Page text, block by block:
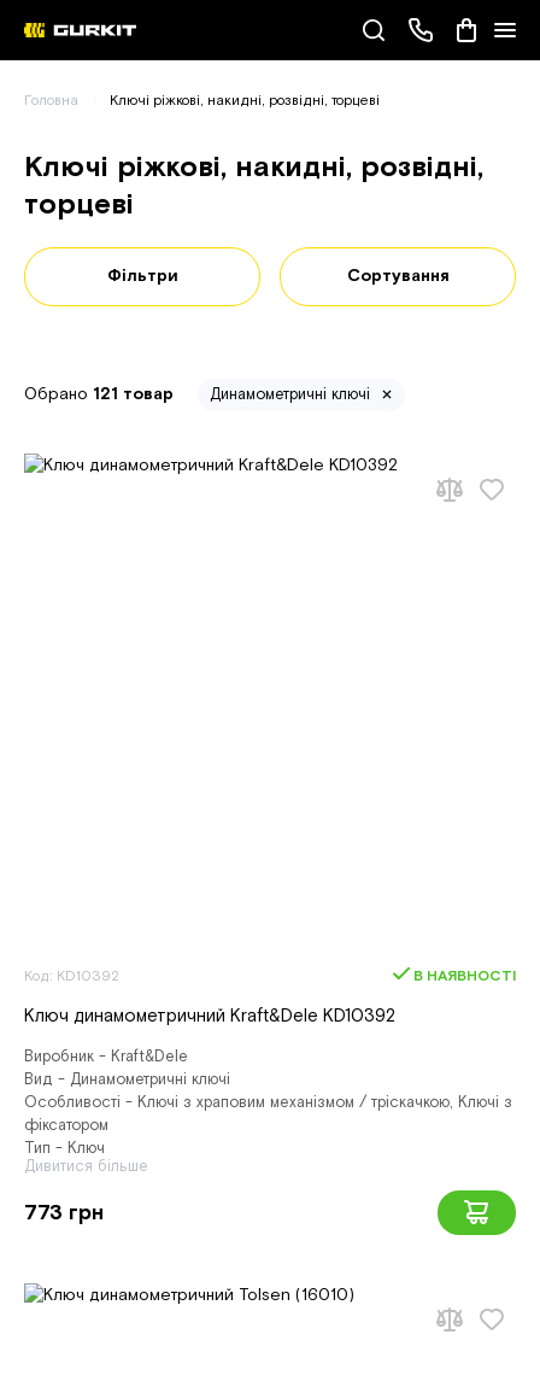
(093) 343-55-55
Головна Ключі ріжкові, накидні, розвідні, торцеві
Ключі ріжкові, накидні, розвідні,
торцеві
Фільтри Сортування
Обрано 121 товар Динамометричні ключі
Код: KD10392 В НАЯВНОСТІ
Ключ динамометричний Kraft&Dele KD10392
Виробник - Kraft&Dele
Вид - Динамометричні ключі
Особливості - Ключі з храповим механізмом / тріскачкою, Ключі з
фіксатором
Тип - Ключ
Дивитися більше
773 грн